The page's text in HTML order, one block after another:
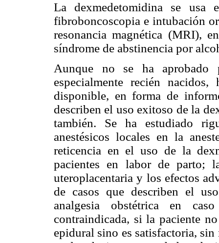
La dexmedetomidina se usa
fibroboncoscopia e intubación
resonancia magnética (MRI),
síndrome de abstinencia por
Aunque no se ha aprobado
especialmente recién
disponible, en forma de
describen el uso exitoso de la
también. Se ha estudiado
anestésicos locales en la
reticencia en el uso de la
pacientes en labor de parto;
uteroplacentaria y los efectos
de casos que describen el
analgesia obstétrica en
contraindicada, si la paciente
epidural sino es satisfactoria,